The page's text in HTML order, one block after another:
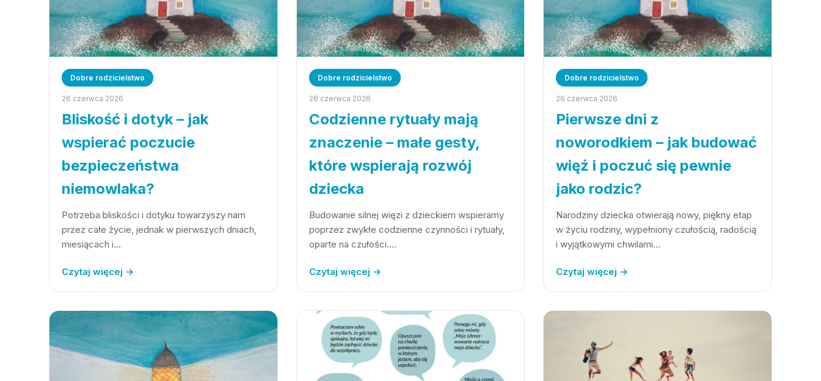
Dobre rodzicielstwo
26 czerwca 2026
Bliskość i dotyk – jak
wspierać poczucie
bezpieczeństwa
niemowlaka?
Potrzeba bliskości i dotyku towarzyszy nam
przez całe życie, jednak w pierwszych dniach,
miesiącach i…
Czytaj więcej →
Dobre rodzicielstwo
26 czerwca 2026
Codzienne rytuały mają
znaczenie – małe gesty,
które wspierają rozwój
dziecka
Budowanie silnej więzi z dzieckiem wspieramy
poprzez zwykłe codzienne czynności i rytuały,
oparte na czułości.…
Czytaj więcej →
Dobre rodzicielstwo
26 czerwca 2026
Pierwsze dni z
noworodkiem – jak budować
więź i poczuć się pewnie
jako rodzic?
Narodziny dziecka otwierają nowy, piękny etap
w życiu rodziny, wypełniony czułością, radością
i wyjątkowymi chwilami…
Czytaj więcej →